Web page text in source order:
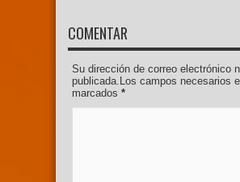
COMENTAR
Su dirección de correo electrónico
publicada.Los campos necesarios
marcados *